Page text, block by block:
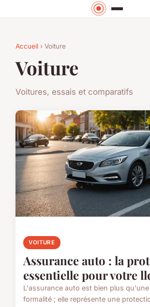
Accueil › Voiture
Voiture
Voitures, essais et comparatifs
VOITURE
Assurance auto : la
essentielle pour votre
L'assurance auto est bien plus
formalité ; elle représente une